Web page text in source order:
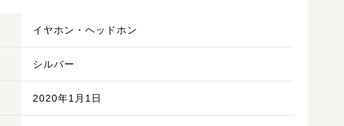
イヤホン・ヘッドホン
シルバー
2020年1月1日